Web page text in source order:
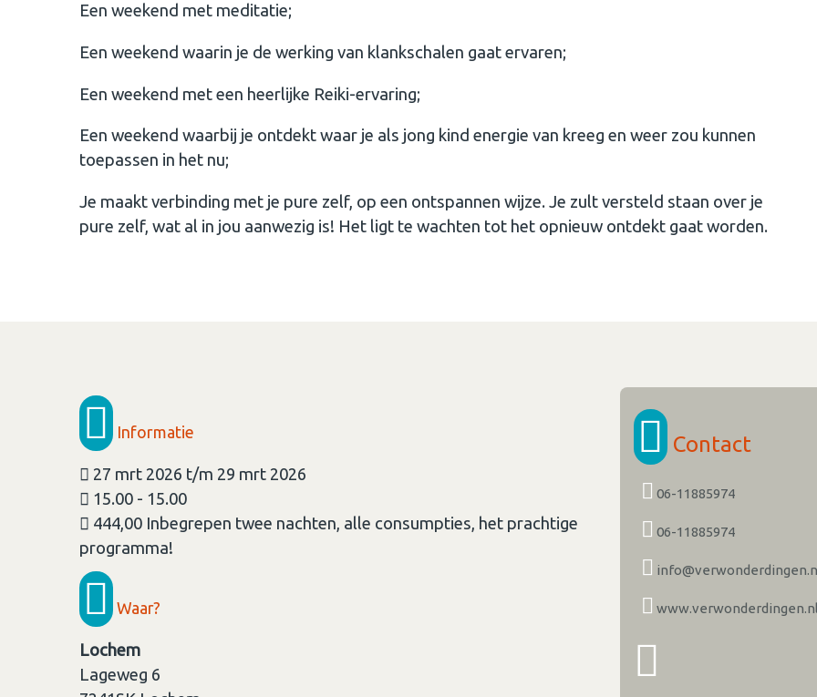
Een weekend met meditatie;
Een weekend waarin je de werking van klankschalen gaat ervaren;
Een weekend met een heerlijke Reiki-ervaring;
Een weekend waarbij je ontdekt waar je als jong kind energie van kreeg en weer zou kunnen
toepassen in het nu;
Je maakt verbinding met je pure zelf, op een ontspannen wijze. Je zult versteld staan over je
pure zelf, wat al in jou aanwezig is! Het ligt te wachten tot het opnieuw ontdekt gaat worden.
Informatie
27 mrt 2026 t/m 29 mrt 2026
15.00 - 15.00
444,00 Inbegrepen twee nachten, alle consumpties, het prachtige
programma!
Waar?
Lochem
Lageweg 6
Contact
06-11885974
06-11885974